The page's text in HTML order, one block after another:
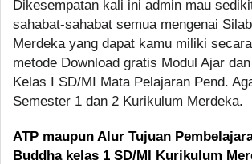
Dikesempatan kali ini admin mau
sahabat-sahabat semua mengenai
Merdeka yang dapat kamu miliki
metode Download gratis Modul Ajar
Kelas I SD/MI Mata Pelajaran Pend.
Semester 1 dan 2 Kurikulum Merdeka.
ATP maupun Alur Tujuan
Buddha kelas 1 SD/MI Kurikulum